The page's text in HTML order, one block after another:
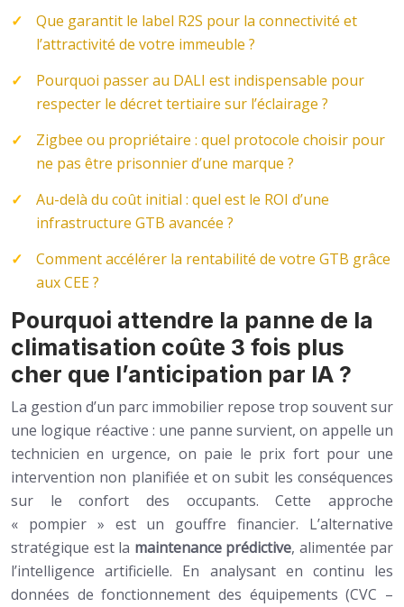
Que garantit le label R2S pour la connectivité et
l’attractivité de votre immeuble ?
Pourquoi passer au DALI est indispensable pour
respecter le décret tertiaire sur l’éclairage ?
Zigbee ou propriétaire : quel protocole choisir pour
ne pas être prisonnier d’une marque ?
Au-delà du coût initial : quel est le ROI d’une
infrastructure GTB avancée ?
Comment accélérer la rentabilité de votre GTB grâce
aux CEE ?
Pourquoi attendre la panne de la
climatisation coûte 3 fois plus
cher que l’anticipation par IA ?
La gestion d’un parc immobilier repose trop souvent sur
une logique réactive : une panne survient, on appelle un
technicien en urgence, on paie le prix fort pour une
intervention non planifiée et on subit les conséquences
sur le confort des occupants. Cette approche
« pompier » est un gouffre financier. L’alternative
stratégique est la maintenance prédictive, alimentée par
l’intelligence artificielle. En analysant en continu les
données de fonctionnement des équipements (CVC –